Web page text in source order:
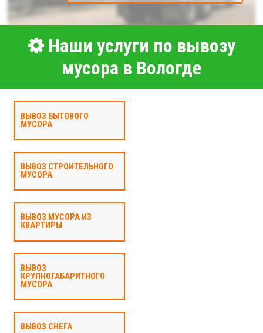
Наши услуги по вывозу
мусора в Вологде
ВЫВОЗ БЫТОВОГО
МУСОРА
ВЫВОЗ СТРОИТЕЛЬНОГО
МУСОРА
ВЫВОЗ МУСОРА ИЗ
КВАРТИРЫ
ВЫВОЗ
КРУПНОГАБАРИТНОГО
МУСОРА
ВЫВОЗ СНЕГА